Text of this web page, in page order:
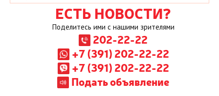
ЕСТЬ НОВОСТИ?
Поделитесь ими с нашими зрителями
202-22-22
+7 (391) 202-22-22
+7 (391) 202-22-22
Подать объявление